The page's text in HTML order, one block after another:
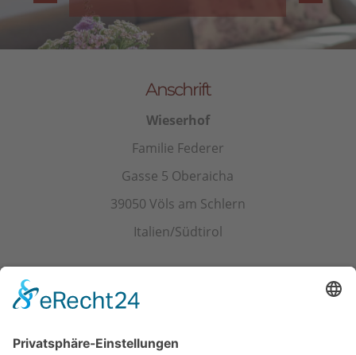
Anschrift
Wieserhof
Familie Federer
Gasse 5 Oberaicha
39050 Völs am Schlern
Italien/Südtirol
Tel.+ Fax:
Mobil+39 340 374 3624